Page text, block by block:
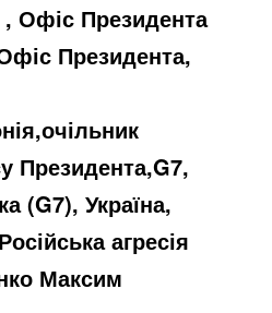
, Офіс Президента
Президента,
Президента,G7,
(G7), Україна,
агресія
Максим